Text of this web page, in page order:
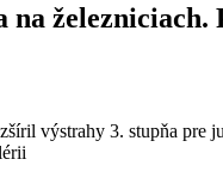
na
výstrahy 3. stupňa pre